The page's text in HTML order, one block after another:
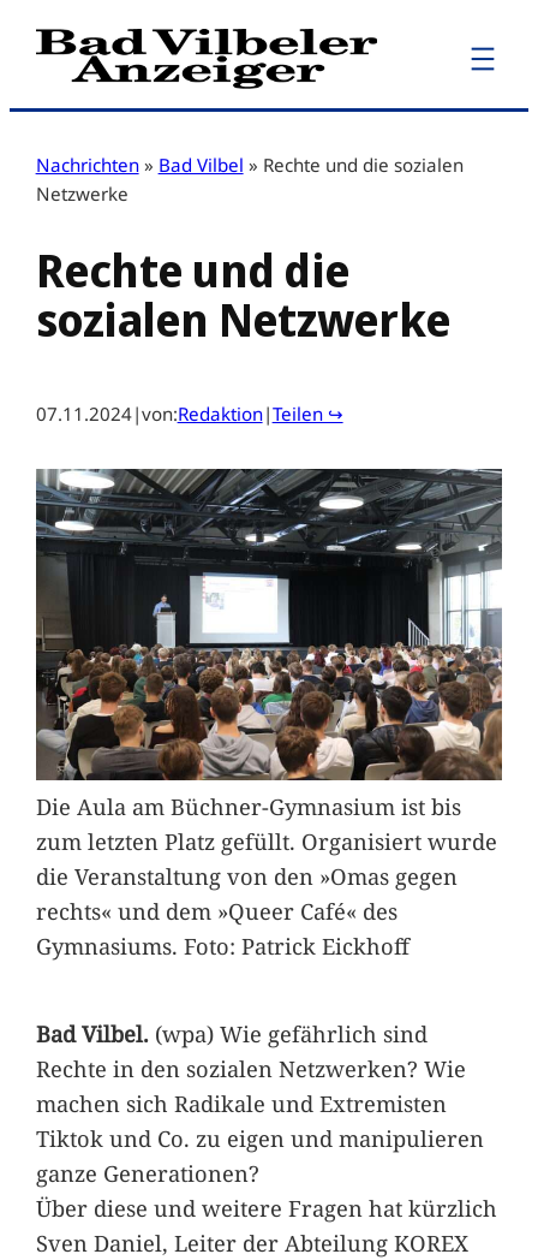
Zum
Inhalt
Nachrichten » Bad Vilbel » Rechte und die sozialen
Netzwerke
Rechte und die
sozialen Netzwerke
07.11.2024|von:Redaktion|Teilen ↪
Die Aula am Büchner-Gymnasium ist bis
zum letzten Platz gefüllt. Organisiert wurde
die Veranstaltung von den »Omas gegen
rechts« und dem »Queer Café« des
Gymnasiums. Foto: Patrick Eickhoff
Bad Vilbel.(wpa) Wie gefährlich sind
Rechte in den sozialen Netzwerken? Wie
machen sich Radikale und Extremisten
Tiktok und Co. zu eigen und manipulieren
ganze Generationen?
Über diese und weitere Fragen hat kürzlich
Sven Daniel, Leiter der Abteilung KOREX